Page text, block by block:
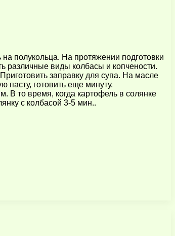
полукольца. На протяжении подготовки
различные виды колбасы и копчености.
заправку для супа. На масле
пасту, готовить еще минуту.
В то время, когда картофель в солянке
с колбасой 3-5 мин..